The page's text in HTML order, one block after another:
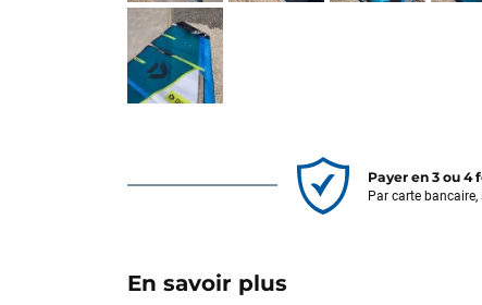
Payer en 3 ou 4
Par carte
En savoir plus